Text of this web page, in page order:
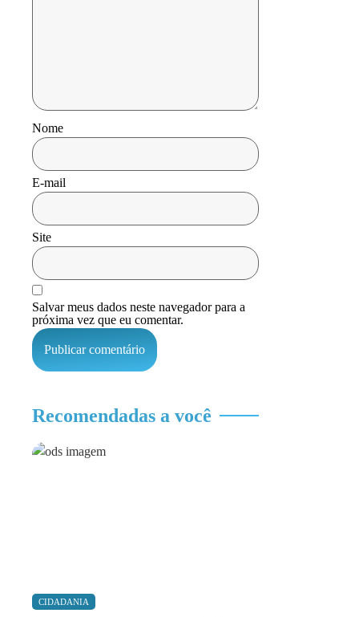
Nome
E-mail
Site
Salvar meus dados neste navegador para a
próxima vez que eu comentar.
Recomendadas a você
CIDADANIA